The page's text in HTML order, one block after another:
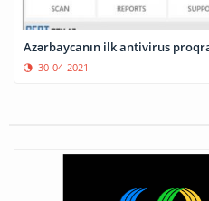
Azərbaycanın ilk antivirus
30-04-2021